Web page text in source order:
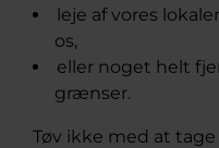
leje af vores
os,
eller noget helt
grænser.
Tøv ikke med at tage